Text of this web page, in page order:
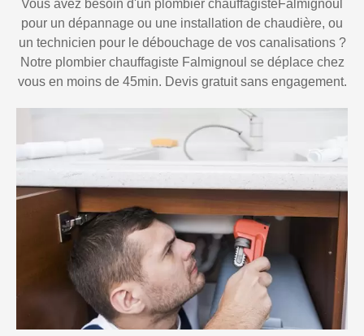
Vous avez besoin d'un plombier chauffagisteFalmignoul
pour un dépannage ou une installation de chaudière, ou
un technicien pour le débouchage de vos canalisations ?
Notre plombier chauffagiste Falmignoul se déplace chez
vous en moins de 45min. Devis gratuit sans engagement.